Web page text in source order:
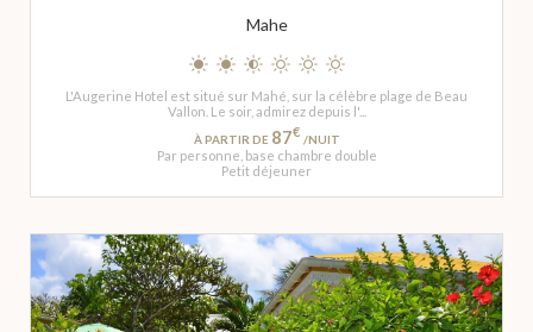
Mahe
L'Augerine Hotel est situé sur Mahé, sur la célèbre plage de Beau
Vallon. Le soir, admirez depuis l'...
À PARTIR DE 87€ /NUIT
Par personne, base chambre double
Petit déjeuner